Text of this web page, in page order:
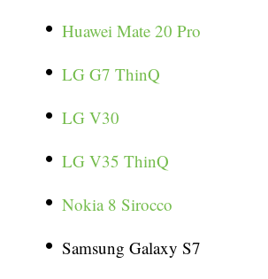
Huawei Mate 20 Pro
LG G7 ThinQ
LG V30
LG V35 ThinQ
Nokia 8 Sirocco
Samsung Galaxy S7